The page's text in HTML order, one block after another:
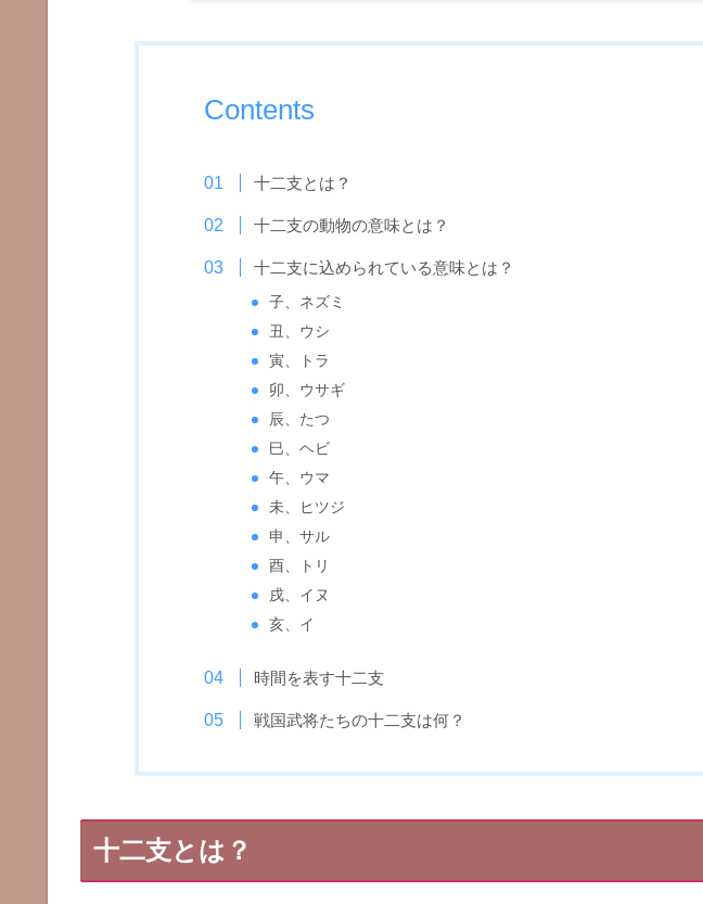
Contents
十二支とは？
十二支の動物の意味とは？
十二支に込められている意味とは？
子、ネズミ
丑、ウシ
寅、トラ
卯、ウサギ
辰、たつ
巳、ヘビ
午、ウマ
未、ヒツジ
申、サル
酉、トリ
戌、イヌ
亥、イ
時間を表す十二支
戦国武将たちの十二支は何？
十二支とは？